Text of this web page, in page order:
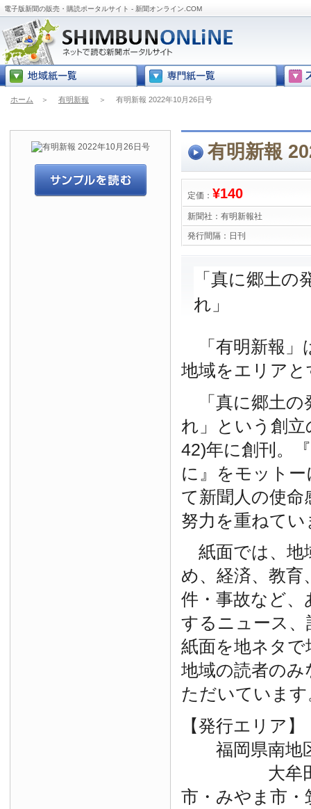
電子版新聞の販売・購読ポータルサイト - 新聞オンライン.COM
ホーム ＞ 有明新報 ＞ 有明新報 2022年10月26日号
有明新報
定価： ¥140
新聞社： 有明新報社
発行間隔： 日刊
「真に郷土の
れ」
「有明新報」
地域をエリア
「真に郷土の
れ」という創
42)年に創刊。
に』をモット
て新聞人の使命
努力を重ねてい
紙面では、地
め、経済、教育
件・事故など
するニュース
紙面を地ネタ
地域の読者の
ただいています
【発行エリア】
福岡県南地
大牟田市
市・みやま市・